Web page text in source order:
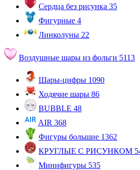
Сердца без рисунка 35
Фигурные 4
Линколуны 22
Воздушные шары из фольги 5113
Шары-цифры 1090
Ходячие шары 86
BUBBLE 48
AIR 368
Фигуры большие 1362
КРУГЛЫЕ С РИСУНКОМ
Минифигуры 535